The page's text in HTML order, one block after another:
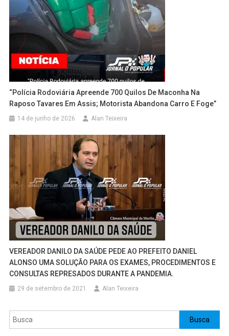
“Polícia Rodoviária Apreende 700 Quilos De Maconha Na
Raposo Tavares Em Assis; Motorista Abandona Carro E Foge”
14 de junho de 2026 Alan Teixeira
VEREADOR DANILO DA SAÚDE PEDE AO PREFEITO DANIEL
ALONSO UMA SOLUÇÃO PARA OS EXAMES, PROCEDIMENTOS E
CONSULTAS REPRESADOS DURANTE A PANDEMIA.
29 de setembro de 2021 Alan Teixeira
Pesquisar Busca